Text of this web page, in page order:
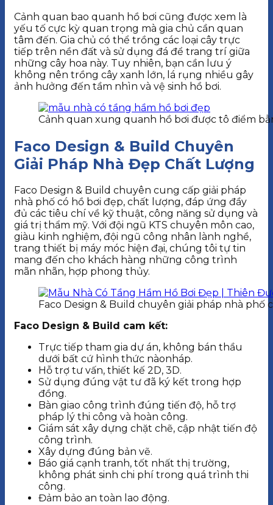
Cảnh quan bao quanh hồ bơi cũng được xem là
yếu tố cực kỳ quan trọng mà gia chủ cần quan
tâm đến. Gia chủ có thể trồng các loại cây trực
tiếp trên nền đất và sử dụng đá để trang trí giữa
những cây hoa này. Tuy nhiên, bạn cần lưu ý
không nên trồng cây xanh lớn, lá rụng nhiều gây
ảnh hưởng đến tầm nhìn và vệ sinh hồ bơi.
Cảnh quan xung quanh hồ bơi được tô điểm
Faco Design & Build Chuyên
Giải Pháp Nhà Đẹp Chất Lượng
Faco Design & Build chuyên cung cấp giải pháp
nhà phố có hồ bơi đẹp, chất lượng, đáp ứng đầy
đủ các tiêu chí về kỹ thuật, công năng sử dụng và
giá trị thẩm mỹ. Với đội ngũ KTS chuyên môn cao,
giàu kinh nghiệm, đội ngũ công nhân lành nghề,
trang thiết bị máy móc hiện đại, chúng tôi tự tin
mang đến cho khách hàng những công trình
mãn nhãn, hợp phong thủy.
Faco Design & Build chuyên giải pháp nhà
Faco Design & Build cam kết:
Trực tiếp tham gia dự án, không bán thầu
dưới bất cứ hình thức nàonháp.
Hỗ trợ tư vấn, thiết kế 2D, 3D.
Sử dụng đúng vật tư đã ký kết trong hợp
đồng.
Bàn giao công trình đúng tiến độ, hỗ trợ
pháp lý thi công và hoàn công.
Giám sát xây dựng chặt chẽ, cập nhật tiến độ
công trình.
Xây dựng đúng bản vẽ.
Báo giá cạnh tranh, tốt nhất thị trường,
không phát sinh chi phí trong quá trình thi
công.
Đảm bảo an toàn lao động.